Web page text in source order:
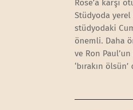
Rose’a karşı
Stüdyoda
stüdyodaki
önemli. Daha
ve Ron
‘bırakın